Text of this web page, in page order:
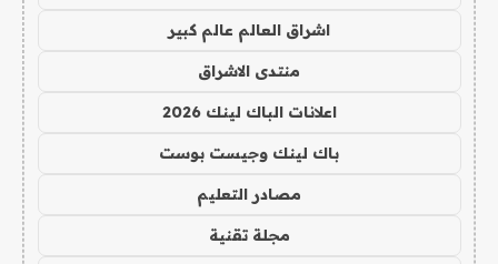
اشراق العالم عالم كبير
منتدى الاشراق
اعلانات الباك لينك 2026
باك لينك وجيست بوست
مصادر التعليم
مجلة تقنية